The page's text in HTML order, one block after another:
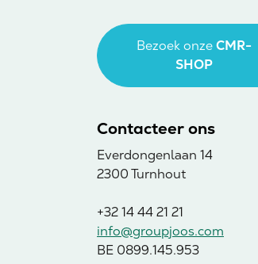
Bezoek onzeCMR-
SHOP
Contacteer ons
Everdongenlaan 14
2300 Turnhout
+32 14 44 21 21
info@groupjoos.com
BE 0899.145.953